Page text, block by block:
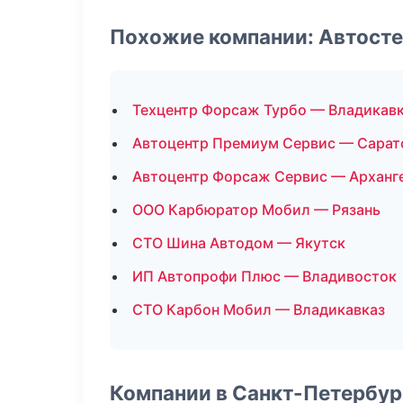
Похожие компании:
Техцентр Форсаж Турбо —
Автоцентр Премиум Сервис —
Автоцентр Форсаж Сервис —
ООО Карбюратор Мобил — Рязань
СТО Шина Автодом — Якутск
ИП Автопрофи Плюс — Владивосток
СТО Карбон Мобил — Владикавказ
Компании в Санкт-